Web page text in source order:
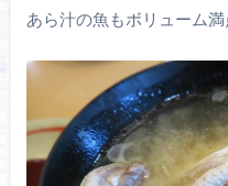
あら汁の魚もボリューム満